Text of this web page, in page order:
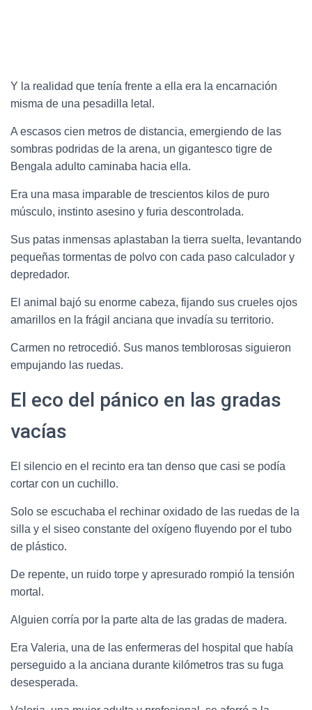
Y la realidad que tenía frente a ella era la encarnación
misma de una pesadilla letal.
A escasos cien metros de distancia, emergiendo de las
sombras podridas de la arena, un gigantesco tigre de
Bengala adulto caminaba hacia ella.
Era una masa imparable de trescientos kilos de puro
músculo, instinto asesino y furia descontrolada.
Sus patas inmensas aplastaban la tierra suelta, levantando
pequeñas tormentas de polvo con cada paso calculador y
depredador.
El animal bajó su enorme cabeza, fijando sus crueles ojos
amarillos en la frágil anciana que invadía su territorio.
Carmen no retrocedió. Sus manos temblorosas siguieron
empujando las ruedas.
El eco del pánico en las gradas
vacías
El silencio en el recinto era tan denso que casi se podía
cortar con un cuchillo.
Solo se escuchaba el rechinar oxidado de las ruedas de la
silla y el siseo constante del oxígeno fluyendo por el tubo
de plástico.
De repente, un ruido torpe y apresurado rompió la tensión
mortal.
Alguien corría por la parte alta de las gradas de madera.
Era Valeria, una de las enfermeras del hospital que había
perseguido a la anciana durante kilómetros tras su fuga
desesperada.